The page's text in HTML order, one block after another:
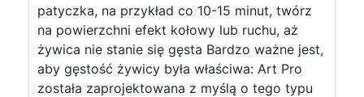
patyczka, na przykład co 10-15 minut, twórz
na powierzchni efekt kołowy lub ruchu, aż
żywica nie stanie się gęsta Bardzo ważne jest,
aby gęstość żywicy była właściwa: Art Pro
została zaprojektowana z myślą o tego typu